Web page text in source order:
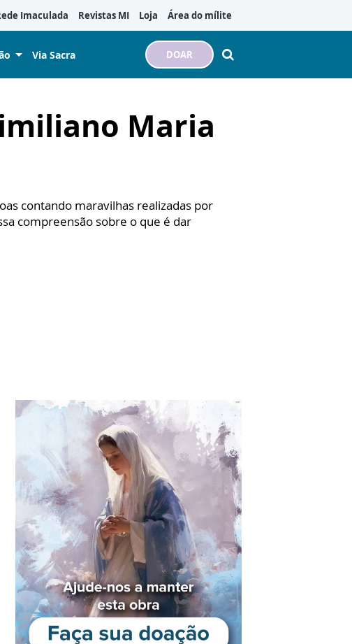
Imaculada Revistas MI Loja Área do mílite
Via Sacra DOAR
Maria
contando maravilhas realizadas por
compreensão sobre o que é dar